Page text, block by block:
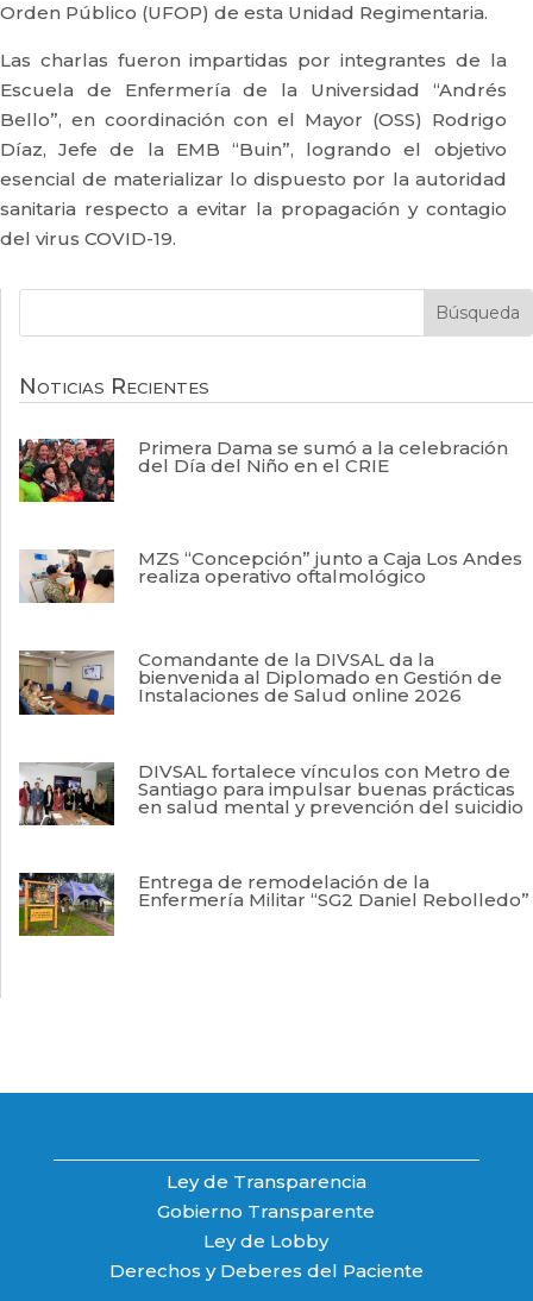
Orden Público (UFOP) de esta Unidad Regimentaria.
Las charlas fueron impartidas por integrantes de la
Escuela de Enfermería de la Universidad “Andrés
Bello”, en coordinación con el Mayor (OSS) Rodrigo
Díaz, Jefe de la EMB “Buin”, logrando el objetivo
esencial de materializar lo dispuesto por la autoridad
sanitaria respecto a evitar la propagación y contagio
del virus COVID-19.
Noticias Recientes
Primera Dama se sumó a la celebración
del Día del Niño en el CRIE
MZS “Concepción” junto a Caja Los Andes
realiza operativo oftalmológico
Comandante de la DIVSAL da la
bienvenida al Diplomado en Gestión de
Instalaciones de Salud online 2026
DIVSAL fortalece vínculos con Metro de
Santiago para impulsar buenas prácticas
en salud mental y prevención del suicidio
Entrega de remodelación de la
Enfermería Militar “SG2 Daniel Rebolledo”
Ley de Transparencia
Gobierno Transparente
Ley de Lobby
Derechos y Deberes del Paciente